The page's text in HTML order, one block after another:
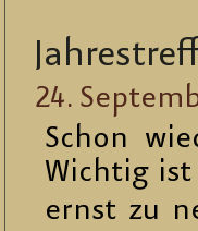
24.
Schon
Wich­tig
ernst zu